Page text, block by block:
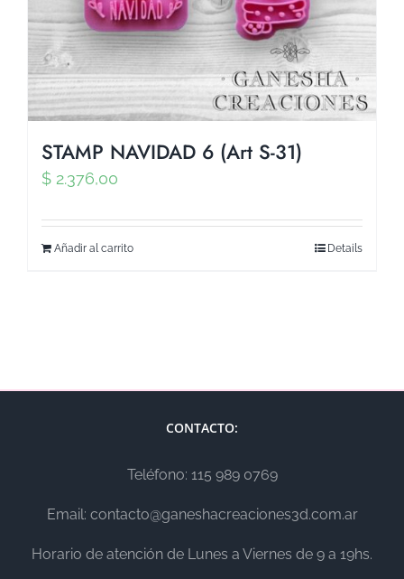
STAMP NAVIDAD 6 (Art S-31)
$ 2.376,00
Añadir al carrito Details
CONTACTO:
Teléfono: 115 989 0769
Email: contacto@ganeshacreaciones3d.com.ar
Horario de atención de Lunes a Viernes de 9 a 19hs.